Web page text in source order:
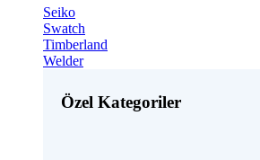
Seiko
Swatch
Timberland
Welder
Özel Kategoriler